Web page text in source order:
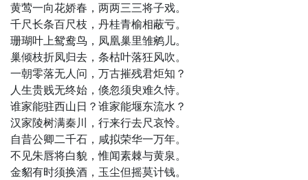
黄莺一向花娇春，两两三三将子戏。
千尺长条百尺枝，丹桂青榆相蔽亏。
珊瑚叶上鸳鸯鸟，凤凰巢里雏鹓儿。
巢倾枝折凤归去，条枯叶落狂风吹。
一朝零落无人问，万古摧残君炬知？
人生贵贱无终始，倏忽须臾难久恃。
谁家能驻西山日？谁家能堰东流水？
汉家陵树满秦川，行来行去尺哀怜。
自昔公卿二千石，咸拟荣华一万年。
不见朱唇将白貌，惟闻素棘与黄泉。
金貂有时须换酒，玉尘但摇莫计钱。